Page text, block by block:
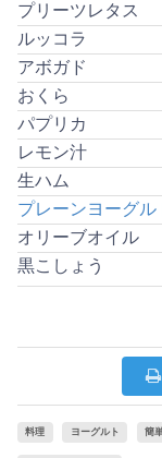
プリーツレタス
ルッコラ
アボガド
おくら
パプリカ
レモン汁
生ハム
プレーンヨーグ
オリーブオイル
黒こしょう
料理 ヨーグルト 簡